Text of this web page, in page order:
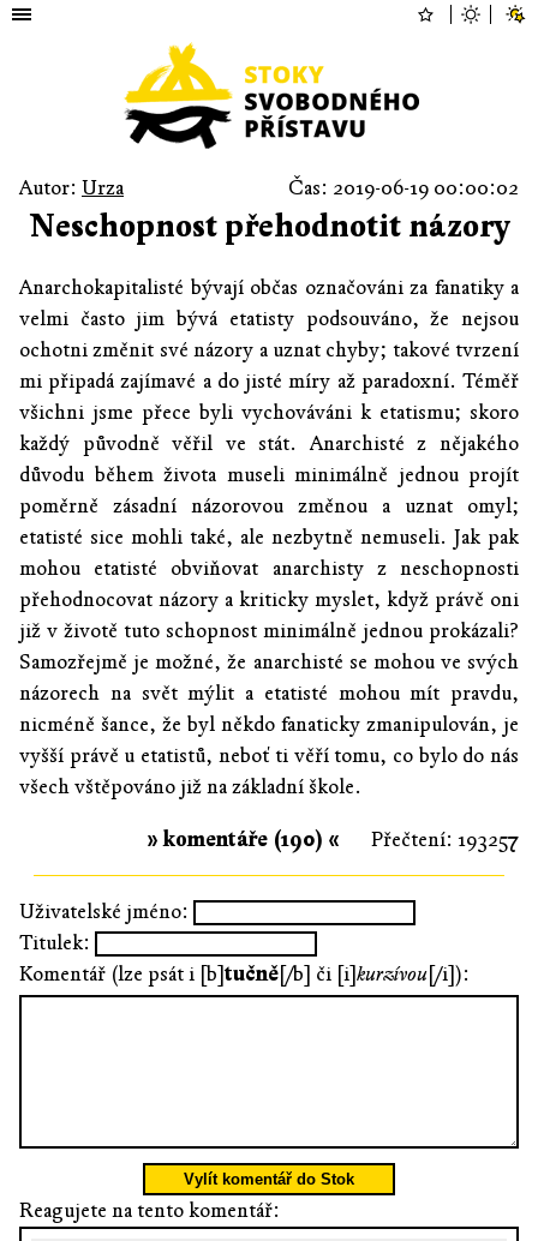
Autor: Urza Čas: 2019-06-19 00:00:02
Neschopnost přehodnotit názory
Anarchokapitalisté bývají občas označováni za fanatiky a
velmi často jim bývá etatisty podsouváno, že nejsou
ochotni změnit své názory a uznat chyby; takové tvrzení
mi připadá zajímavé a do jisté míry až paradoxní. Téměř
všichni jsme přece byli vychováváni k etatismu; skoro
každý původně věřil ve stát. Anarchisté z nějakého
důvodu během života museli minimálně jednou projít
poměrně zásadní názorovou změnou a uznat omyl;
etatisté sice mohli také, ale nezbytně nemuseli. Jak pak
mohou etatisté obviňovat anarchisty z neschopnosti
přehodnocovat názory a kriticky myslet, když právě oni
již v životě tuto schopnost minimálně jednou prokázali?
Samozřejmě je možné, že anarchisté se mohou ve svých
názorech na svět mýlit a etatisté mohou mít pravdu,
nicméně šance, že byl někdo fanaticky zmanipulován, je
vyšší právě u etatistů, neboť ti věří tomu, co bylo do nás
všech vštěpováno již na základní škole.
Přečtení: 193257
» komentáře (190) «
Uživatelské jméno:
Titulek:
Komentář (lze psát i [b]tučně[/b] či [i]kurzívou[/i]):
Vylít komentář do Stok
Reagujete na tento komentář: